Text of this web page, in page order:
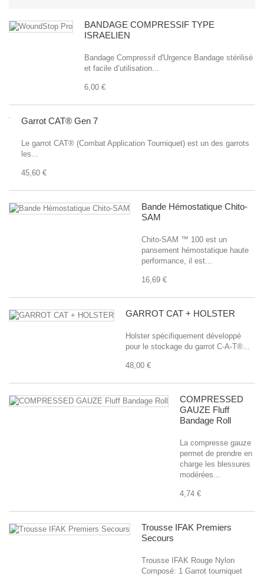
BANDAGE COMPRESSIF TYPE
ISRAELIEN
Bandage Compressif d'Urgence Bandage stérilisé
et facile d’utilisation...
6,00 €
Garrot CAT® Gen 7
Le garrot CAT® (Combat Application Tourniquet) est un des garrots
les...
45,60 €
Bande Hémostatique Chito-
SAM
Chito-SAM ™ 100 est un
pansement hémostatique haute
performance, il est...
16,69 €
GARROT CAT + HOLSTER
Holster spécifiquement développé
pour le stockage du garrot C-A-T®...
48,00 €
COMPRESSED
GAUZE Fluff
Bandage Roll
La compresse gauze
permet de prendre en
charge les blessures
modérées...
4,74 €
Trousse IFAK Premiers
Secours
Trousse IFAK Rouge Nylon
Composé: 1 Garrot tourniquet